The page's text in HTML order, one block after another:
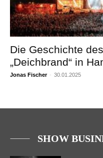
Die Geschichte
„Deichbrand“ in
Jonas Fischer - 30.01.2025
SHOW